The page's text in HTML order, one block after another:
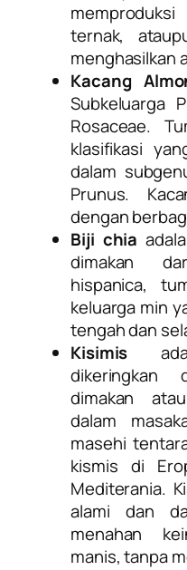
ternak,
menghasilkan
Kacang
Subkeluarga
Rosaceae.
klasifikasi
dalam
Prunus.
dengan
Biji chia
dimakan
hispanica,
keluarga min
tengah dan
Kisimis
dikeringkan
dimakan
dalam
masehi
kismis di
Mediterania.
alami dan
menahan
manis, tanpa